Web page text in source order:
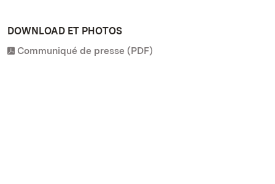
DOWNLOAD ET PHOTOS
Communiqué de presse (PDF)